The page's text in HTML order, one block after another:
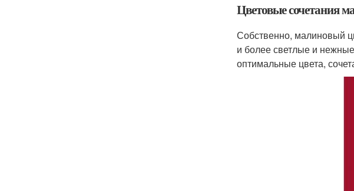
Цветовые сочетания
Собственно, малиновый
и более светлые и
оптимальные цвета,